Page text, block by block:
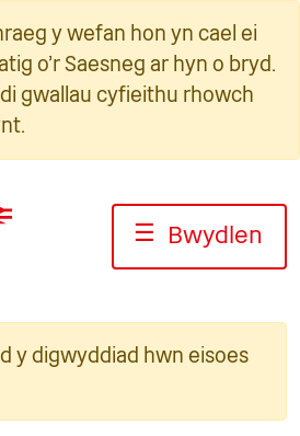
y wefan hon yn cael ei
o'r Saesneg ar hyn o bryd.
gwallau cyfieithu rhowch
☰ Bwydlen
y digwyddiad hwn eisoes